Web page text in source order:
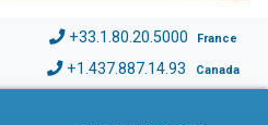
+33.1.80.20.5000 France
+1.437.887.14.93 Canada